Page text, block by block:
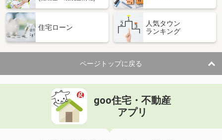
住宅ローン
人気タウン
ランキング
ページトップに戻る
goo住宅・不動産
アプリ